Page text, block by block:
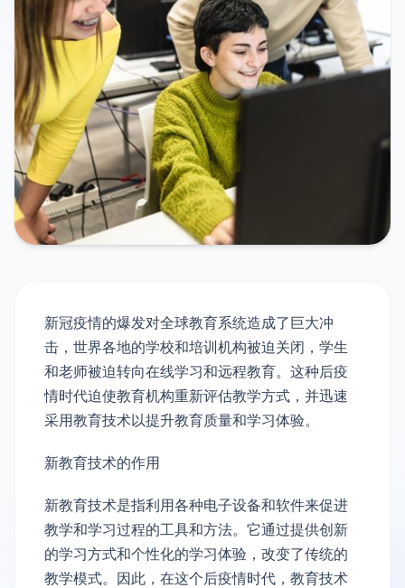
新冠疫情的爆发对全球教育系统造成了巨大冲
击，世界各地的学校和培训机构被迫关闭，学生
和老师被迫转向在线学习和远程教育。这种后疫
情时代迫使教育机构重新评估教学方式，并迅速
采用教育技术以提升教育质量和学习体验。
新教育技术的作用
新教育技术是指利用各种电子设备和软件来促进
教学和学习过程的工具和方法。它通过提供创新
的学习方式和个性化的学习体验，改变了传统的
教学模式。因此，在这个后疫情时代，教育技术